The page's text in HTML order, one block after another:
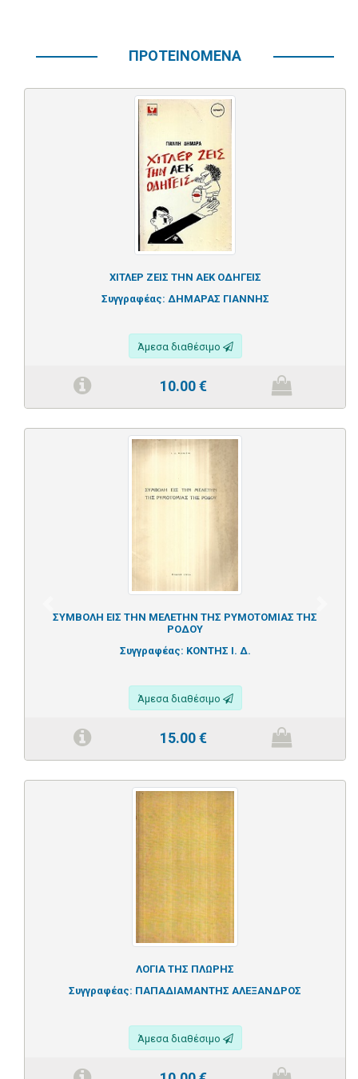
ΠΡΟΤΕΙΝΟΜΕΝΑ
ΧΙΤΛΕΡ ΖΕΙΣ ΤΗΝ ΑΕΚ ΟΔΗΓΕΙΣ
Συγγραφέας: ΔΗΜΑΡΑΣ ΓΙΑΝΝΗΣ
Άμεσα διαθέσιμο
10.00€
ΣΥΜΒΟΛΗ ΕΙΣ ΤΗΝ ΜΕΛΕΤΗΝ ΤΗΣ ΡΥΜΟΤΟΜΙΑΣ ΤΗΣ
ΡΟΔΟΥ
Συγγραφέας: ΚΟΝΤΗΣ Ι. Δ.
Άμεσα διαθέσιμο
15.00€
ΛΟΓΙΑ ΤΗΣ ΠΛΩΡΗΣ
Συγγραφέας: ΠΑΠΑΔΙΑΜΑΝΤΗΣ ΑΛΕΞΑΝΔΡΟΣ
Άμεσα διαθέσιμο
Previous